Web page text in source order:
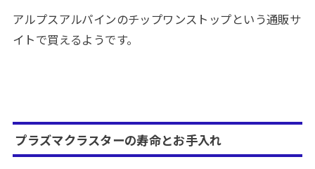
アルプスアルパインのチップワンストップという通販サ
イトで買えるようです。
プラズマクラスターの寿命とお手入れ